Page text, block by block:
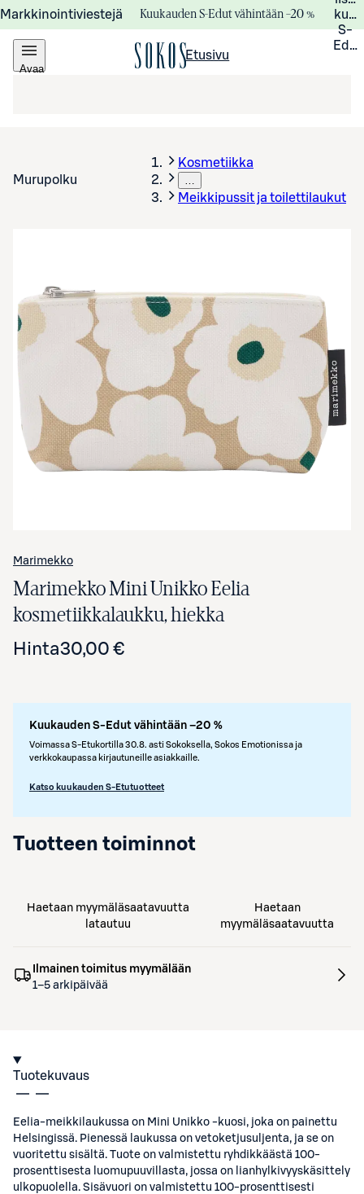
Markkinointiviestejä Kuukauden S-Edut vähintään –20 %
S-
Avaa
Etusivu
Murupolku
Kosmetiikka
…
Meikkipussit ja toilettilaukut
Avaa tuotekuva suurennettuna
Marimekko
Marimekko Mini Unikko Eelia
kosmetiikkalaukku, hiekka
Hinta30,00 €
Kuukauden S-Edut vähintään –20 %
Voimassa S-Etukortilla 30.8. asti Sokoksella, Sokos Emotionissa ja
verkkokaupassa kirjautuneille asiakkaille.
Katso kuukauden S-Etutuotteet
Tuotteen toiminnot
Haetaan myymäläsaatavuutta
latautuu
Haetaan
myymäläsaatavuutta
Ilmainen toimitus myymälään
1–5 arkipäivää
Tuotekuvaus
Eelia-meikkilaukussa on Mini Unikko -kuosi, joka on painettu
Helsingissä. Pienessä laukussa on vetoketjusuljenta, ja se on
vuoritettu sisältä. Tuote on valmistettu ryhdikkäästä 100-
prosenttisesta luomupuuvillasta, jossa on lianhylkivyyskäsittely
ulkopuolella. Sisävuori on valmistettu 100-prosenttisesti